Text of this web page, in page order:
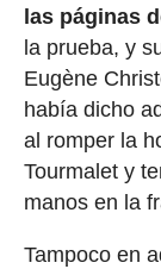
las páginas
la prueba, y
Eugène
había dicho
al romper la
Tourmalet y
manos en la
Tampoco en